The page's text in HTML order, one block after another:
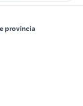
provincia